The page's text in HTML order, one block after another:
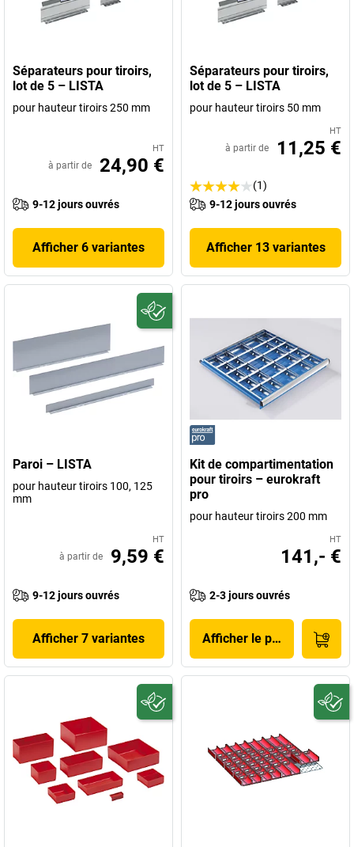
Séparateurs pour tiroirs,
lot de 5 – LISTA
pour hauteur tiroirs 250 mm
HT
à partir de 24,90 €
9-12 jours ouvrés
Afficher 6 variantes
Séparateurs pour tiroirs,
lot de 5 – LISTA
pour hauteur tiroirs 50 mm
HT
à partir de 11,25 €
(1)
9-12 jours ouvrés
Afficher 13 variantes
Paroi – LISTA
pour hauteur tiroirs 100, 125
mm
HT
à partir de 9,59 €
9-12 jours ouvrés
Afficher 7 variantes
Kit de compartimentation
pour tiroirs – eurokraft
pro
pour hauteur tiroirs 200 mm
HT
141,- €
2-3 jours ouvrés
Afficher le produit